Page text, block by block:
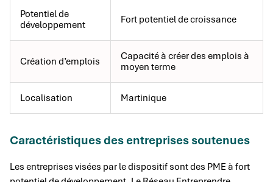
Potentiel de
développement
Fort potentiel de croissance
Création d’emplois
Capacité à créer des emplois à
moyen terme
Localisation Martinique
Caractéristiques des entreprises soutenues
Les entreprises visées par le dispositif sont des PME à fort